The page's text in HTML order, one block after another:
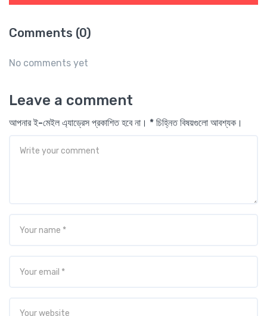
Comments (0)
No comments yet
Leave a comment
আপনার ই-মেইল এ্যাড্রেস প্রকাশিত হবে না। * চিহ্নিত বিষয়গুলো আবশ্যক।